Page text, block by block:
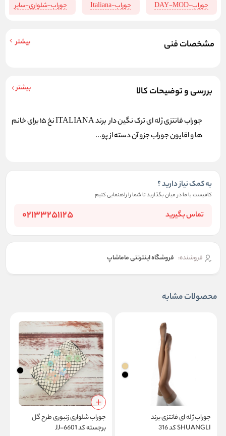
مشخصات فنی بیشتر
بررسی و توضیحات کالا بیشتر
جوراب فانتزی ژله ای ترک نگین دار برند ITALIANA نخ 15 برای خانم
ها و اقایون جوراب جزو آن دسته از پو...
به کمک نیاز دارید ؟
کافیست با ما در میان بگذارید تا شما را راهنمایی کنیم
تماس بگیرید 02133251125
فروشنده: فروشگاه اینترنتی ماماشاپ
جوراب-DAY-MOD جوراب-Italiana جوراب-شلواری-سایر
محصولات مشابه
جوراب ژله ای فانتزی برند
SHUANGLI کد 316
جوراب شلواری زنبوری طرح گل
برجسته کد JJ-6601